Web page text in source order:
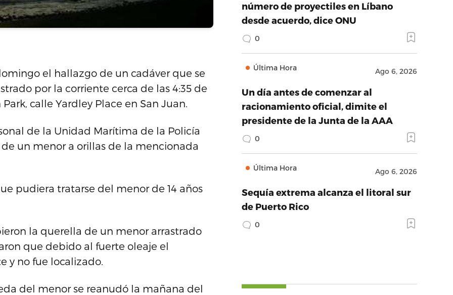
el hallazgo de un cadáver que se
por la corriente cerca de las 4:35 de
calle Yardley Place en San Juan.
de la Unidad Marítima de la Policía
un menor a orillas de la mencionada
pudiera tratarse del menor de 14 años
la querella de un menor arrastrado
que debido al fuerte oleaje el
y no fue localizado.
del menor se reanudó la mañana del
número de proyectiles en Líbano
desde acuerdo, dice ONU
0
Última Hora Ago 6, 2026
Un día antes de comenzar al
racionamiento oficial, dimite el
presidente de la Junta de la AAA
0
Última Hora Ago 6, 2026
Sequía extrema alcanza el litoral sur
de Puerto Rico
0